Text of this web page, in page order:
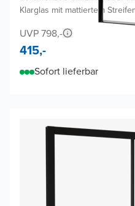
Klarglas mit mattiertem
UVP 798,-
415,-
Sofort lieferbar